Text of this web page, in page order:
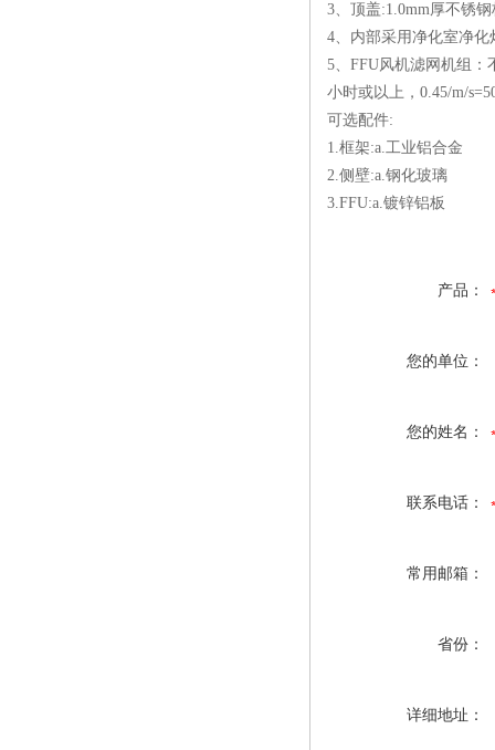
3、顶盖:1.0mm厚不锈钢
4、内部采用净化室净
5、FFU风机滤网机组
小时或以上，0.45/m/
可选配件:
1.框架:a.工业铝合金
2.侧壁:a.钢化玻璃
3.FFU:a.镀锌铝板 b.
产品：
您的单位：
您的姓名：
联系电话：
常用邮箱：
省份：
详细地址：